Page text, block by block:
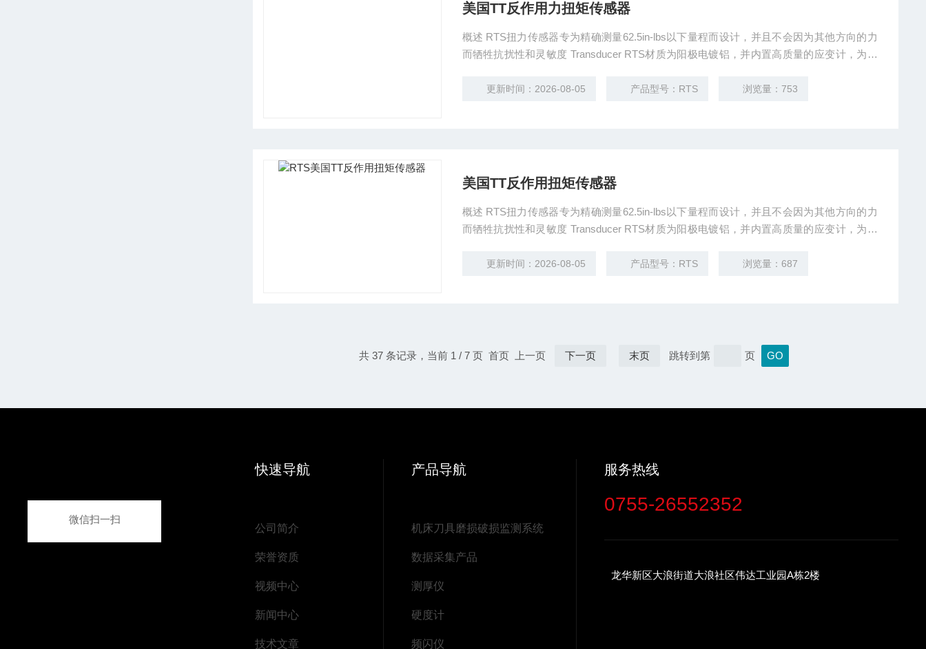
美国TT反作用力扭矩传感器
概述 RTS扭力传感器专为精确测量62.5in-lbs以下量程而设计，并且不会因为其他方向的力
而牺牲抗扰性和灵敏度 Transducer RTS材质为阳极电镀铝，并内置高质量的应变计，为传
应用。更新时间：2026-08-05 产品型号：RTS 浏览量：753
美国TT反作用扭矩传感器
概述 RTS扭力传感器专为精确测量62.5in-lbs以下量程而设计，并且不会因为其他方向的力
而牺牲抗扰性和灵敏度 Transducer RTS材质为阳极电镀铝，并内置高质量的应变计，为传
应用。更新时间：2026-08-05 产品型号：RTS 浏览量：687
共 37 条记录，当前 1 / 7 页 首页 上一页 下一页 末页 跳转到第 页
微信扫一扫
快速导航
公司简介
荣誉资质
视频中心
新闻中心
技术文章
产品导航
机床刀具磨损破损监测系统
数据采集产品
测厚仪
硬度计
频闪仪
服务热线
0755-26552352
龙华新区大浪街道大浪社区伟达工业园A栋2楼